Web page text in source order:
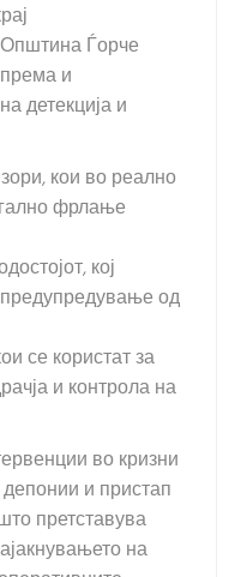
Ѓорче
и
детекција и
кои во реално
фрлање
кој
од
се користат за
и контрола на
во кризни
и пристап
претставува
на